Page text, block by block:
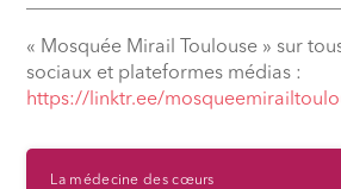
« Mosquée Mirail Toulouse » sur
sociaux et plateformes médias :
⁠https://linktr.ee/
La médecine des cœurs